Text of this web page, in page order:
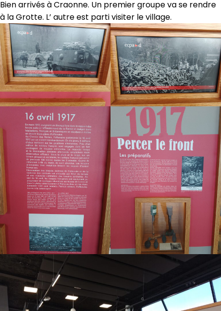
Bien arrivés à Craonne. Un premier groupe va se rendre
à la Grotte. L’ autre est parti visiter le village.